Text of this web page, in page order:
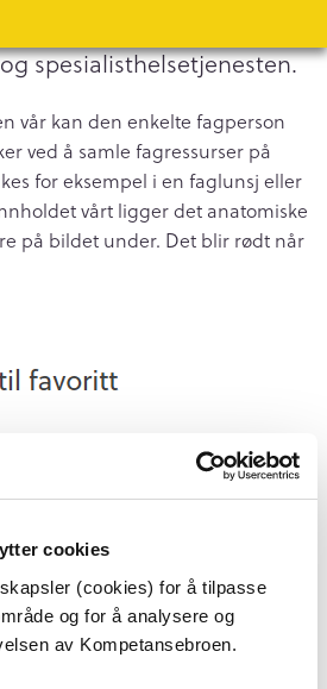
cookies
(cookies) for å tilpasse
og for å analysere og
av Kompetansebroen.
spesialisthelsetjenesten.
vår kan den enkelte fagperson
ved å samle fagressurser på
for eksempel i en faglunsj eller
vårt ligger det anatomiske
på bildet under. Det blir rødt når
vil du da finne igjen på “Min